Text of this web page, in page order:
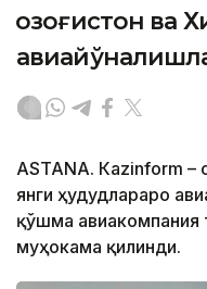
Қозоғистон ва
ASTANА. Кazinform –
янги ҳудудлараро
қўшма
муҳокама қилинди.